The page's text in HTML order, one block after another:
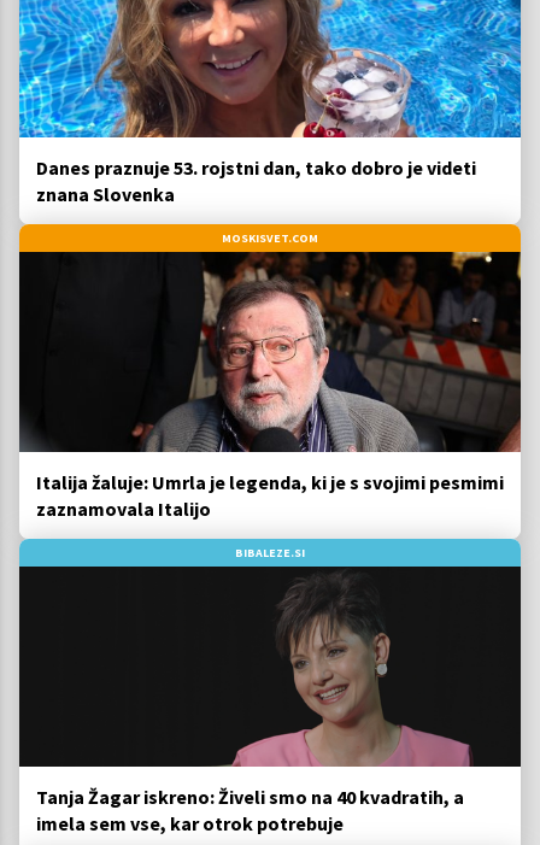
Danes praznuje 53. rojstni dan, tako dobro je videti
znana Slovenka
MOSKISVET.COM
Italija žaluje: Umrla je legenda, ki je s svojimi pesmimi
zaznamovala Italijo
BIBALEZE.SI
Tanja Žagar iskreno: Živeli smo na 40 kvadratih, a
imela sem vse, kar otrok potrebuje